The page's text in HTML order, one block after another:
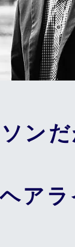
ンだ
アラ